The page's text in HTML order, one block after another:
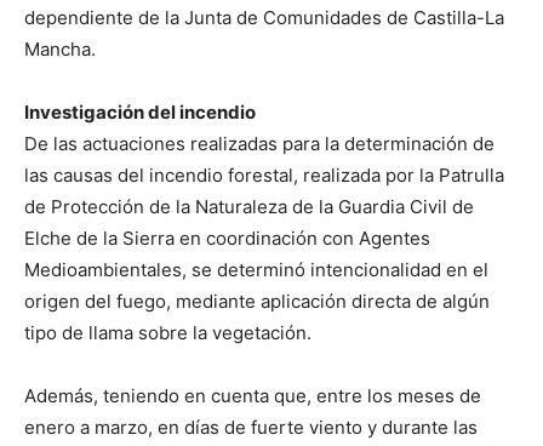
dependiente de la Junta de Comunidades de Castilla-La
Mancha.
Investigación del incendio
De las actuaciones realizadas para la determinación de
las causas del incendio forestal, realizada por la Patrulla
de Protección de la Naturaleza de la Guardia Civil de
Elche de la Sierra en coordinación con Agentes
Medioambientales, se determinó intencionalidad en el
origen del fuego, mediante aplicación directa de algún
tipo de llama sobre la vegetación.
Además, teniendo en cuenta que, entre los meses de
enero a marzo, en días de fuerte viento y durante las